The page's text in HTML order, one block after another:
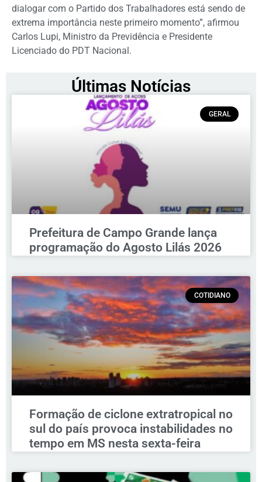
dialogar com o Partido dos Trabalhadores está sendo de
extrema importância neste primeiro momento”, afirmou
Carlos Lupi, Ministro da Previdência e Presidente
Licenciado do PDT Nacional.
Últimas Notícias
GERAL
Prefeitura de Campo Grande lança
programação do Agosto Lilás 2026
COTIDIANO
Formação de ciclone extratropical no
sul do país provoca instabilidades no
tempo em MS nesta sexta-feira